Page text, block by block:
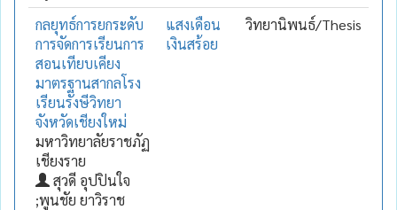
กลยุทธ์การยกระดับ
การจัดการเรียนการ
สอนเทียบเคียง
มาตรฐานสากลโรง
เรียนรังษีวิทยา
จังหวัดเชียงใหม่
มหาวิทยาลัยราชภัฏ
เชียงราย
สุวดี อุปปินใจ
;พูนชัย ยาวิราช
แสงเดือน
เงินสร้อย
วิทยานิพนธ์/Thesis